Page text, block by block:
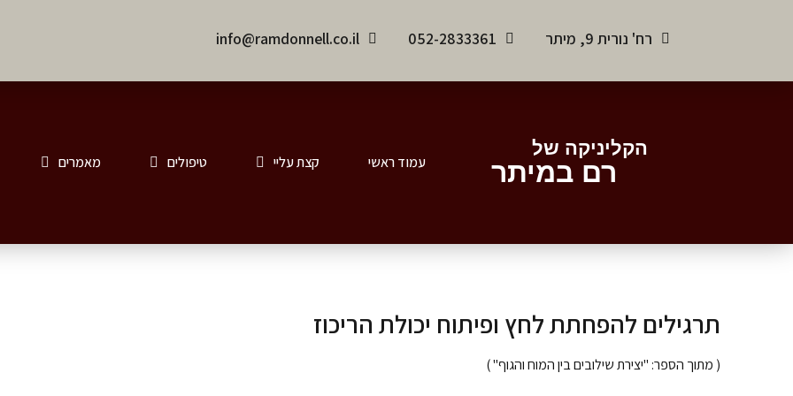
רח' נורית 9, מיתר 052-2833361
info@ramdonnell.co.il
הקליניקה של
רם במיתר עמוד ראשי קצת עליי טיפולים מאמרים
תרגילים להפחתת לחץ ופיתוח יכולת הריכוז
( מתוך הספר: "יצירת שילובים בין המוח והגוף" )